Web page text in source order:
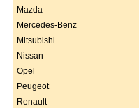
Mazda
Mercedes-Benz
Mitsubishi
Nissan
Opel
Peugeot
Renault